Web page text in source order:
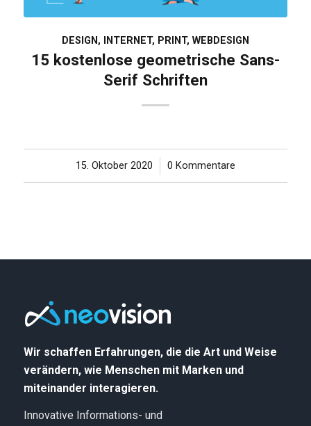
DESIGN , INTERNET, PRINT, WEBDESIGN
15 kostenlose geometrische Sans-
Serif Schriften
15. Oktober 2020
/ 0 Kommentare
Wir schaffen Erfahrungen, die die Art und Weise
verändern, wie Menschen mit Marken und
miteinander interagieren.
Innovative Informations- und